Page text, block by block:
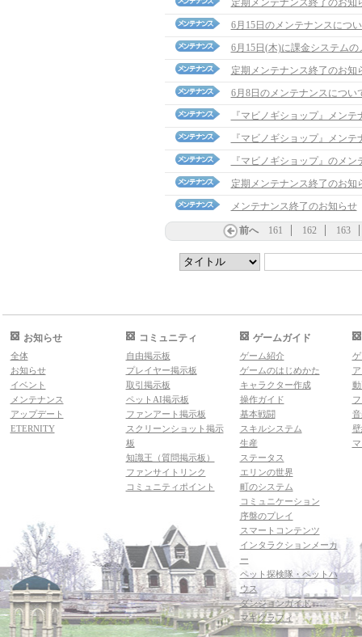
定期メンテナンス終了のお知
6月15日のメンテナンスにつ
6月15日(木)に課金システム
定期メンテナンス終了のお知
6月8日のメンテナンスについ
『マビノギショップ』メン
『マビノギショップ』メン
『マビノギショップ』のメ
定期メンテナンス終了のお知
メンテナンス終了のお知らせ
前へ 161 162 163
お知らせ
全体
お知らせ
イベント
メンテナンス
アップデート
ETERNITY
コミュニティ
自由掲示板
プレイヤー掲示板
取引掲示板
ペットAI掲示板
ファンアート掲示板
スクリーンショット掲示
板
知識王（質問掲示板）
ファンサイトリンク
コミュニティポイント
ゲームガイド
ゲーム紹介
ゲームのはじめかた
キャラクター作成
操作ガイド
基本戦闘
スキルシステム
生産
ステータス
エリンの世界
町のシステム
コミュニケーション
序盤のプレイ
スマートコンテンツ
インタラクションメーカ
ー
ペット探検隊・ペットハ
ウス
ダンジョンガイド
マギグラフィ